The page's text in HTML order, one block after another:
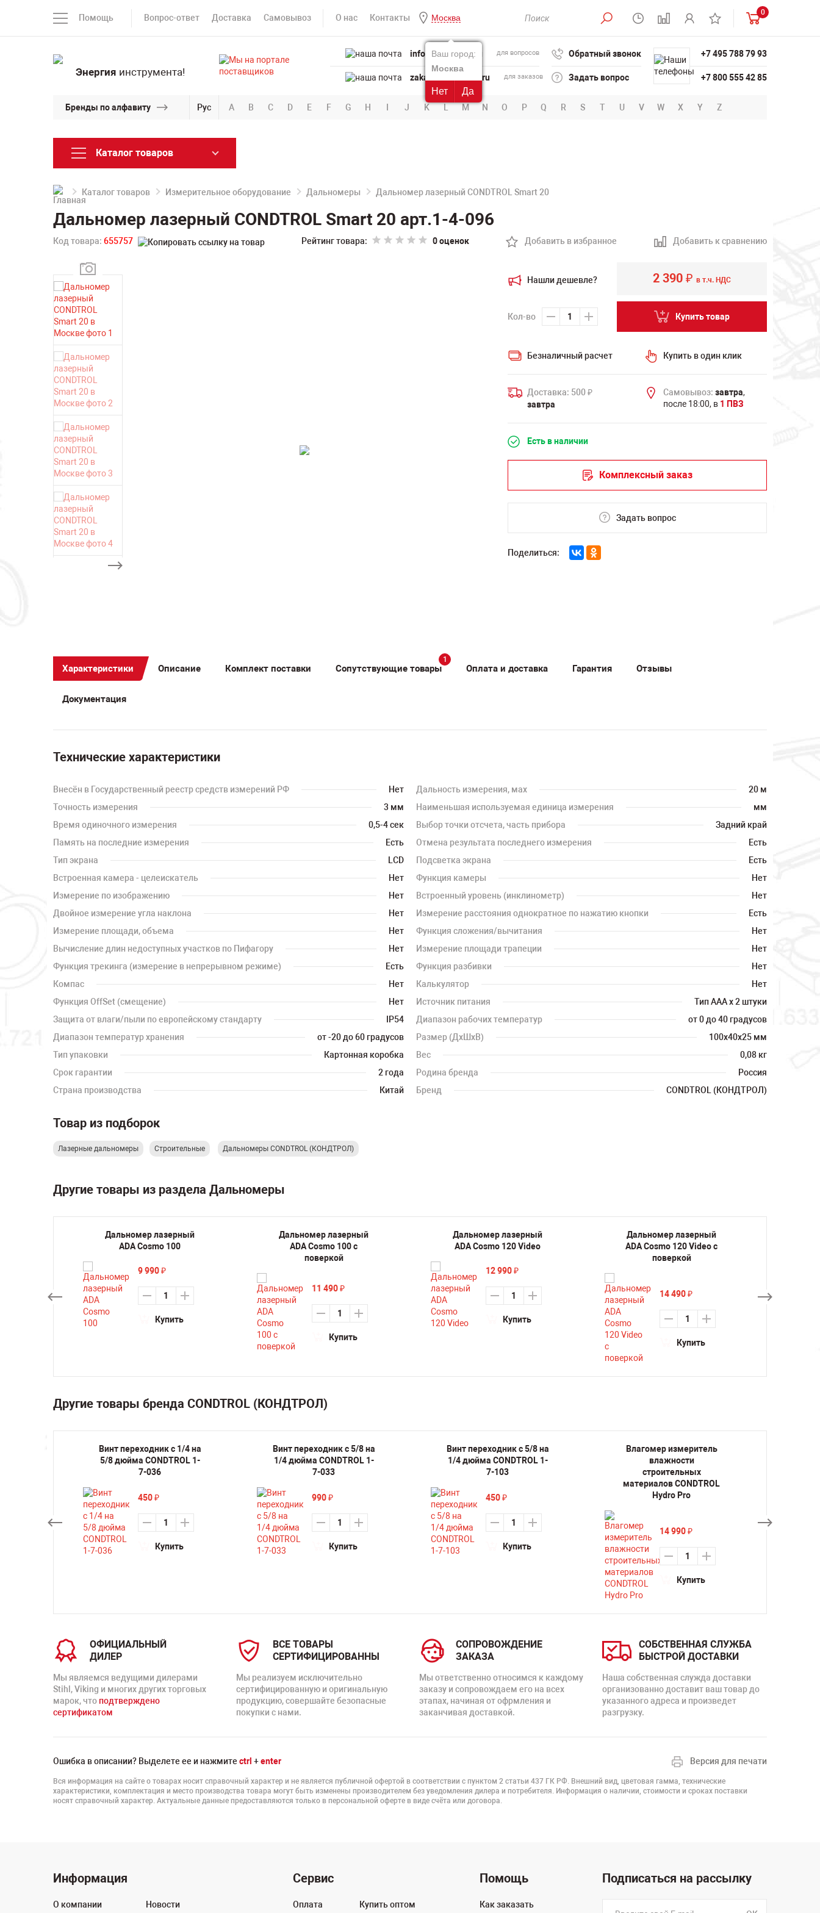
Помощь Вопрос-ответ Доставка Самовывоз О нас Контакты Москва
Ваш город:
Москва
Нет Да
0
Энергия инструмента!
info@powertool.ru для вопросов
zakaz@powertool.ru для заказов
Обратный звонок
Задать вопрос
+7 495 788 79 93
+7 800 555 42 85
Бренды по алфавиту Рус A B C D E F G H I J K L M N O P Q R S T U V W X Y Z
Каталог товаров
Каталог товаров Измерительное оборудование Дальномеры Дальномер лазерный CONDTROL Smart 20
Дальномер лазерный CONDTROL Smart 20 арт.1-4-096
Код товара: 655757 Рейтинг товара: 0 оценок Добавить в избранное Добавить к сравнению
Нашли дешевле?
Кол-во
2 390 ₽ в т.ч. НДС
Купить товар
Безналичный расчет Купить в один клик
Доставка: 500 ₽
завтра
Самовывоз: завтра,
после 18:00, в 1 ПВЗ
Есть в наличии
Комплексный заказ
Задать вопрос
Поделиться:
Характеристики Описание Комплект поставки Сопутствующие товары
1
Оплата и доставка Гарантия Отзывы
Документация
Технические характеристики
Внесён в Государственный реестр средств измерений РФ Нет Дальность измерения, мах
20 м
Точность измерения
3 мм Наименьшая используемая единица измерения
мм
Время одиночного измерения
0,5-4 сек Выбор точки отсчета, часть прибора
Задний край
Память на последние измерения
Есть Отмена результата последнего измерения
Есть
Тип экрана
LCD Подсветка экрана
Есть
Встроенная камера - целеискатель
Нет Функция камеры
Нет
Измерение по изображению
Нет Встроенный уровень (инклинометр)
Нет
Двойное измерение угла наклона
Нет Измерение расстояния однократное по нажатию кнопки
Есть
Измерение площади, объема
Нет Функция сложения/вычитания
Нет
Вычисление длин недоступных участков по Пифагору
Нет Измерение площади трапеции
Нет
Функция трекинга (измерение в непрерывном режиме)
Есть Функция разбивки
Нет
Компас
Нет Калькулятор
Нет
Функция OffSet (смещение)
Нет Источник питания
Тип AAA x 2 штуки
Защита от влаги/пыли по европейскому стандарту
IP54 Диапазон рабочих температур
от 0 до 40 градусов
Диапазон температур хранения
от -20 до 60 градусов Размер (ДхШхВ)
100х40х25 мм
Тип упаковки
Картонная коробка Вес
0,08 кг
Срок гарантии
2 года Родина бренда
Россия
Страна производства
Китай Бренд CONDTROL (КОНДТРОЛ)
Товар из подборок
Лазерные дальномеры Строительные Дальномеры CONDTROL (КОНДТРОЛ)
Другие товары из раздела Дальномеры
Дальномер лазерный
ADA Cosmo 100
9 990 ₽
Купить
Дальномер лазерный
ADA Cosmo 100 с
поверкой
11 490 ₽
Купить
Дальномер лазерный
ADA Cosmo 120 Video
12 990 ₽
Купить
Дальномер лазерный
ADA Cosmo 120 Video с
поверкой
14 490 ₽
Купить
Другие товары бренда CONDTROL (КОНДТРОЛ)
Винт переходник с 1/4 на
5/8 дюйма CONDTROL 1-
7-036
450 ₽
Купить
Винт переходник с 5/8 на
1/4 дюйма CONDTROL 1-
7-033
990 ₽
Купить
Винт переходник с 5/8 на
1/4 дюйма CONDTROL 1-
7-103
450 ₽
Купить
Влагомер измеритель
влажности
строительных
материалов CONDTROL
Hydro Pro
14 990 ₽
Купить
ОФИЦИАЛЬНЫЙ
ДИЛЕР
Мы являемся ведущими дилерами
Stihl, Viking и многих других торговых
марок, что подтверждено
сертификатом
ВСЕ ТОВАРЫ
СЕРТИФИЦИРОВАННЫ
Мы реализуем исключительно
сертифицированную и оригинальную
продукцию, совершайте безопасные
покупки с нами.
СОПРОВОЖДЕНИЕ
ЗАКАЗА
Мы ответственно относимся к каждому
заказу и сопровождаем его на всех
этапах, начиная от офрмления и
заканчивая доставкой.
СОБСТВЕННАЯ СЛУЖБА
БЫСТРОЙ ДОСТАВКИ
Наша собственная служда доставки
организованно доставит ваш товар до
указанного адреса и произведет
разгрузку.
Ошибка в описании? Выделете ее и нажмите ctrl +enter Версия для печати
Вся информация на сайте о товарах носит справочный характер и не является публичной офертой в соответствии с пунктом 2 статьи 437 ГК РФ. Внешний вид, цветовая гамма, технические
характеристики, комплектация и место производства товара могут быть изменены производителем без уведомления дилера и потребителя. Информация о наличии, стоимости и сроках поставки
носят справочный характер. Актуальные данные предоставляются только в персональной оферте в виде счёта или договора.
Информация
О компании Новости
Сервис
Оплата Купить оптом
Помощь
Как заказать
Подписаться на рассылку